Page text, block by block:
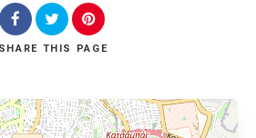
SHARE THIS PAGE